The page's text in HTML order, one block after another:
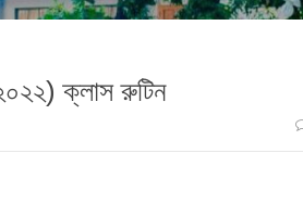
ক্লাস রুটিন